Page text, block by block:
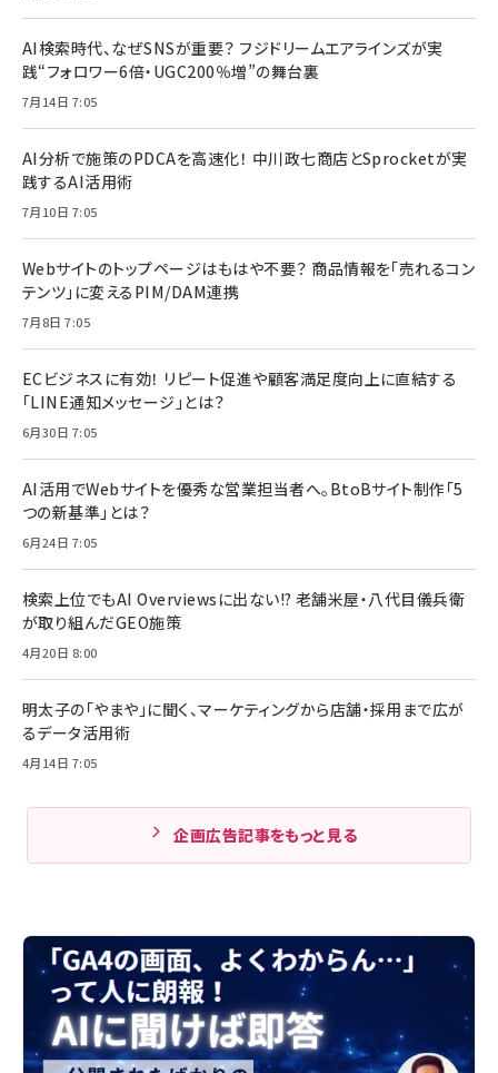
AI検索時代、なぜSNSが重要？ フジドリームエアラインズが実
践“フォロワー6倍・UGC200％増”の舞台裏
7月14日 7:05
AI分析で施策のPDCAを高速化！ 中川政七商店とSprocketが実
践するAI活用術
7月10日 7:05
Webサイトのトップページはもはや不要？ 商品情報を「売れるコン
テンツ」に変えるPIM/DAM連携
7月8日 7:05
ECビジネスに有効！ リピート促進や顧客満足度向上に直結する
「LINE通知メッセージ」とは？
6月30日 7:05
AI活用でWebサイトを優秀な営業担当者へ。BtoBサイト制作「5
つの新基準」とは？
6月24日 7:05
検索上位でもAI Overviewsに出ない!? 老舗米屋・八代目儀兵衛
が取り組んだGEO施策
4月20日 8:00
明太子の「やまや」に聞く、マーケティングから店舗・採用まで広が
るデータ活用術
4月14日 7:05
企画広告記事をもっと見る